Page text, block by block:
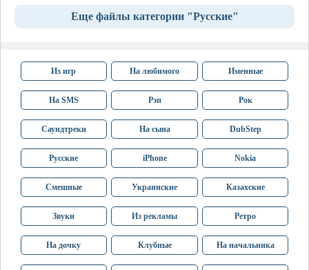
Еще файлы категории "Русские"
Из игр На любимого Именные
На SMS Рэп Рок
Саундтреки На сына DubStep
Русские iPhone Nokia
Смешные Украинские Казахские
Звуки Из рекламы Ретро
На дочку Клубные На начальника